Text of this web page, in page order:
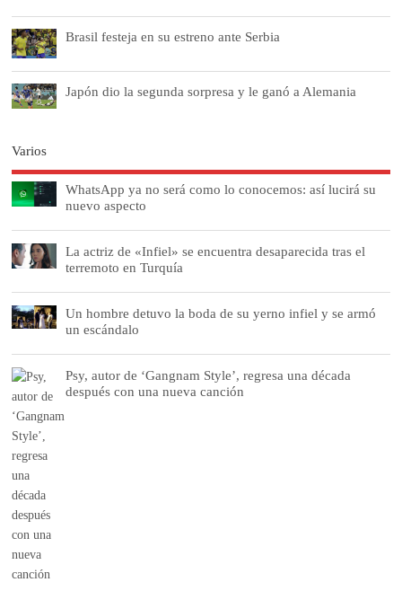
Brasil festeja en su estreno ante Serbia
Japón dio la segunda sorpresa y le ganó a Alemania
Varios
WhatsApp ya no será como lo conocemos: así lucirá su
nuevo aspecto
La actriz de «Infiel» se encuentra desaparecida tras el
terremoto en Turquía
Un hombre detuvo la boda de su yerno infiel y se armó
un escándalo
Psy, autor de ‘Gangnam Style’, regresa una década
después con una nueva canción